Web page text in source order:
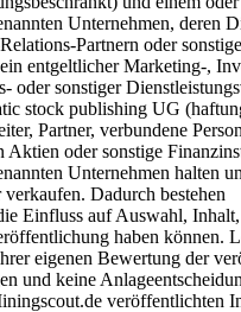
Unternehmen, deren
Partnern oder
entgeltlicher Marketing-,
oder sonstiger
stock publishing UG
Partner, verbundene
Aktien oder sonstige
Unternehmen halten
Dadurch bestehen
Einfluss auf Auswahl,
haben können.
eigenen Bewertung der
und keine
veröffentlichten